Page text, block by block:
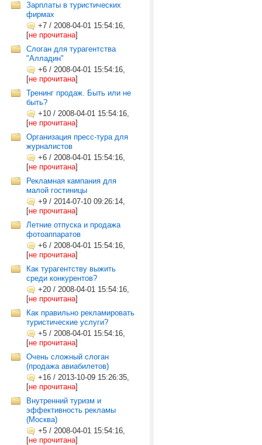
Зарплаты в туристических
фирмах
+7 / 2008-04-01 15:54:16,
[не прочитана]
Слоган для турагентства
"Алладин"
+6 / 2008-04-01 15:54:16,
[не прочитана]
Тренинг продаж. Быть или не
быть?
+10 / 2008-04-01 15:54:16,
[не прочитана]
Организация пресс-тура для
журналистов
+6 / 2008-04-01 15:54:16,
[не прочитана]
Рекламная кампания для
малой гостиницы
+9 / 2014-07-10 09:26:14,
[не прочитана]
Летние отпуска и продажа
фотоаппаратов
+6 / 2008-04-01 15:54:16,
[не прочитана]
Как турагентству выжить
среди конкурентов?
+20 / 2008-04-01 15:54:16,
[не прочитана]
Как правильно рекламировать
туристические услуги?
+5 / 2008-04-01 15:54:16,
[не прочитана]
Очень сложный слоган
(продажа авиабилетов)
+16 / 2013-10-09 15:26:35,
[не прочитана]
Внутренний туризм и
эффективность рекламы
(Москва)
+5 / 2008-04-01 15:54:16,
[не прочитана]